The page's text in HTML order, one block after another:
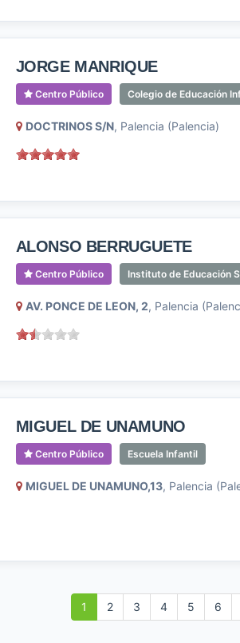
JORGE MANRIQUE
Centro Público Colegio de Educación
DOCTRINOS S/N, Palencia (Palencia)
ALONSO BERRUGUETE
Centro Público Instituto de Educación
AV. PONCE DE LEON, 2, Palencia
MIGUEL DE UNAMUNO
Centro Público Escuela Infantil
MIGUEL DE UNAMUNO,13, Palencia
1 2 3 4 5 6